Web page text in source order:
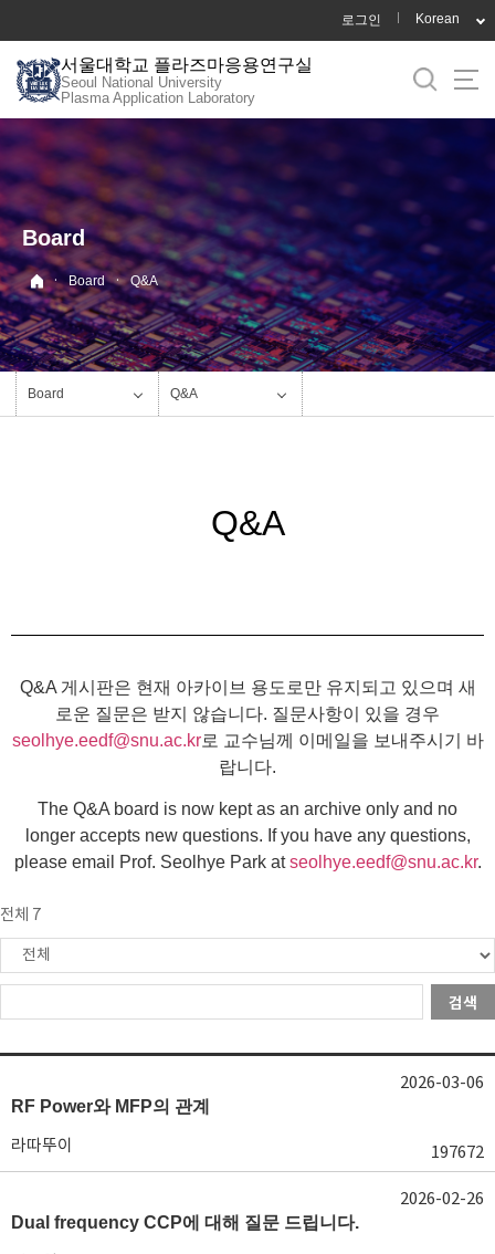
로
메
뉴
로그인 Korean
서울대학교 플라즈마응용연구실
Seoul National University
Plasma Application Laboratory
Board
· Board · Q&A
Board Q&A
Q&A
Q&A 게시판은 현재 아카이브 용도로만 유지되고 있으며 새
로운 질문은 받지 않습니다. 질문사항이 있을 경우
seolhye.eedf@snu.ac.kr로 교수님께 이메일을 보내주시기 바
랍니다.
The Q&A board is now kept as an archive only and no
longer accepts new questions. If you have any questions,
please email Prof. Seolhye Park atseolhye.eedf@snu.ac.kr.
전체 7
검색
RF Power와 MFP의 관계
라따뚜이 197672
2026-03-06
Dual frequency CCP에 대해 질문 드립니다.
2026-02-26